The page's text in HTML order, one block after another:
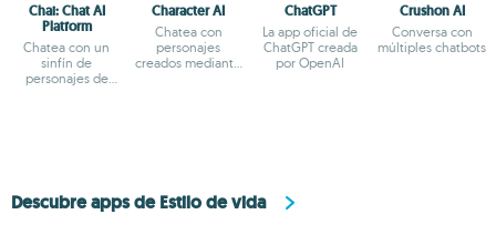
Chai: Chat AI
Platform
Chatea con un
sinfín de
personajes de
Character AI
Chatea con
personajes
creados mediante
ChatGPT
La app oficial de
ChatGPT creada
por OpenAI
Crushon AI
Conversa con
múltiples chatbots
Descubre apps de Estilo de vida